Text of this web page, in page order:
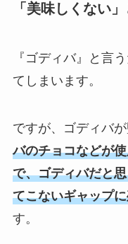
「美味しくない
『ゴディバ』と言
てしまいます。
ですが、ゴディバ
バのチョコなどが
で、ゴディバだと
てこないギャップ
す。